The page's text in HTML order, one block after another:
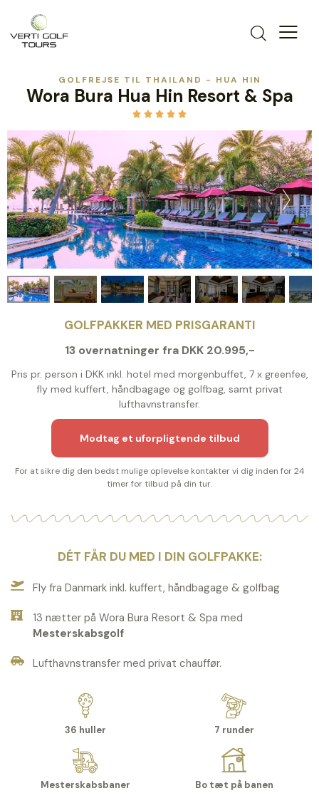
GOLFREJSE TIL THAILAND - HUA HIN
Wora Bura Hua Hin Resort & Spa
    
GOLFPAKKER MED PRISGARANTI
13 overnatninger fra DKK 20.995,-
Pris pr. person i DKK inkl. hotel med morgenbuffet, 7 x greenfee,
fly med kuffert, håndbagage og golfbag, samt privat
lufthavnstransfer.
Modtag et uforpligtende tilbud
For at sikre dig den bedst mulige oplevelse kontakter vi dig inden for 24
timer for tilbud på din tur.
DÉT FÅR DU MED I DIN GOLFPAKKE:
Fly fra Danmark inkl. kuffert, håndbagage & golfbag
13 nætter på Wora Bura Resort & Spa med
Mesterskabsgolf
Lufthavnstransfer med privat chauffør.
36 huller 7 runder
Mesterskabsbaner Bo tæt på banen